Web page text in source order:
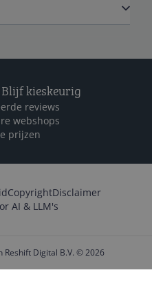
Blijf kieskeurig
reviews
webshops
prijzen
CopyrightDisclaimer
AI & LLM's
Reshift Digital B.V. © 2026